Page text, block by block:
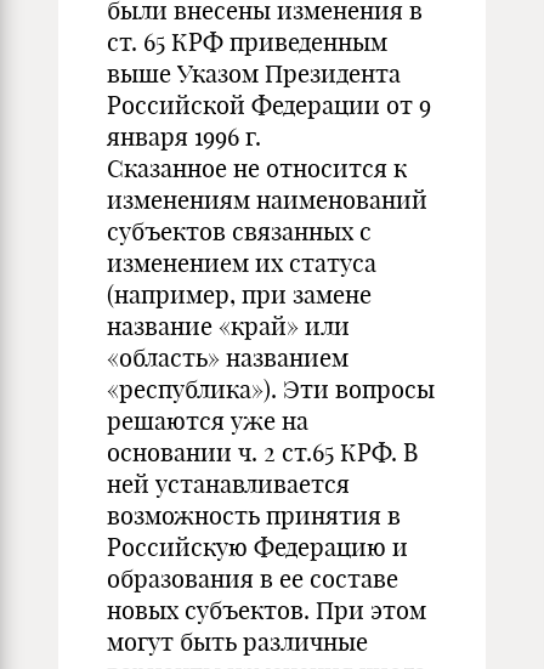
были внесены изменения в
ст. 65 КРФ приведенным
выше Указом Президента
Российской Федерации от 9
января 1996 г.
Сказанное не относится к
изменениям наименований
субъектов связанных с
изменением их статуса
(например, при замене
название «край» или
«область» названием
«республика»). Эти вопросы
решаются уже на
основании ч. 2 ст.65 КРФ. В
ней устанавливается
возможность принятия в
Российскую Федерацию и
образования в ее составе
новых субъектов. При этом
могут быть различные